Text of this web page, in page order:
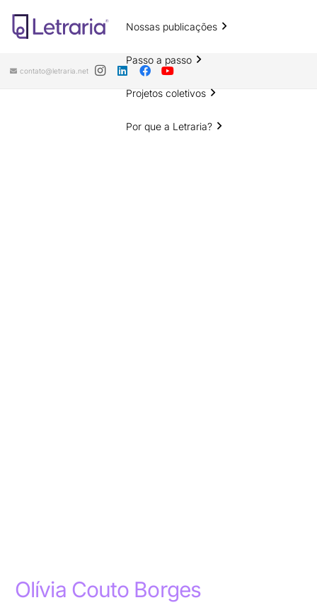
Nossas publicações
Passo a passo
Projetos coletivos
Por que a Letraria?
contato@letraria.net
Olívia Couto Borges